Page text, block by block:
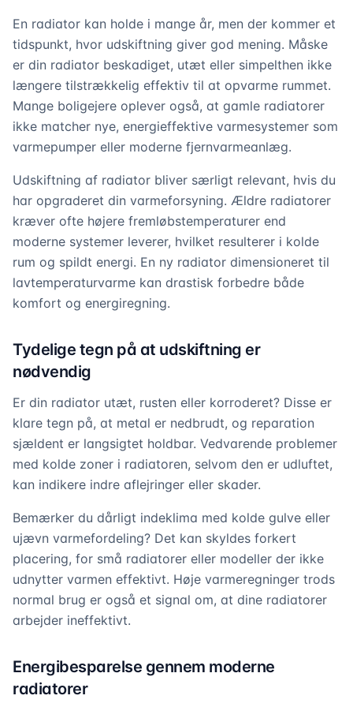
En radiator kan holde i mange år, men der kommer et
tidspunkt, hvor udskiftning giver god mening. Måske
er din radiator beskadiget, utæt eller simpelthen ikke
længere tilstrækkelig effektiv til at opvarme rummet.
Mange boligejere oplever også, at gamle radiatorer
ikke matcher nye, energieffektive varmesystemer som
varmepumper eller moderne fjernvarmeanlæg.
Udskiftning af radiator bliver særligt relevant, hvis du
har opgraderet din varmeforsyning. Ældre radiatorer
kræver ofte højere fremløbstemperaturer end
moderne systemer leverer, hvilket resulterer i kolde
rum og spildt energi. En ny radiator dimensioneret til
lavtemperaturvarme kan drastisk forbedre både
komfort og energiregning.
Tydelige tegn på at udskiftning er
nødvendig
Er din radiator utæt, rusten eller korroderet? Disse er
klare tegn på, at metal er nedbrudt, og reparation
sjældent er langsigtet holdbar. Vedvarende problemer
med kolde zoner i radiatoren, selvom den er udluftet,
kan indikere indre aflejringer eller skader.
Bemærker du dårligt indeklima med kolde gulve eller
ujævn varmefordeling? Det kan skyldes forkert
placering, for små radiatorer eller modeller der ikke
udnytter varmen effektivt. Høje varmeregninger trods
normal brug er også et signal om, at dine radiatorer
arbejder ineffektivt.
Energibesparelse gennem moderne
radiatorer